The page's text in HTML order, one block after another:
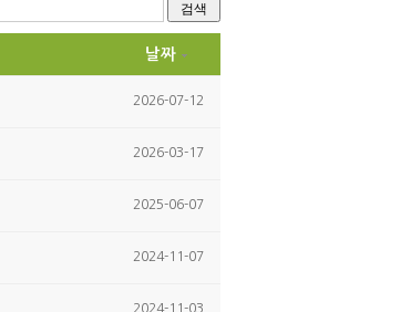
검색
날짜
2026-07-12
2026-03-17
2025-06-07
2024-11-07
2024-11-03